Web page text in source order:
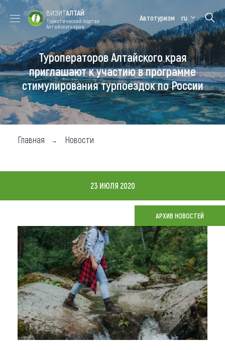
Форум VISIT
ALTAI
Цветение
маральника
Медицинский
форум
Алтайская
зимовка
Туры
Где побывать
Чем заняться
Карта
Что привезти (сувениры)
О регионе
Коллекция впечатлений
Другие рубрики
ВИЗИТАЛТАЙ
Туристический портал
Алтайского края
Автотуризм ru
Туроператоров Алтайского края
приглашают к участию в программе
стимулирования турпоездок по России
Главная Новости
23 ИЮЛЯ 2020
АРХИВ НОВОСТЕЙ